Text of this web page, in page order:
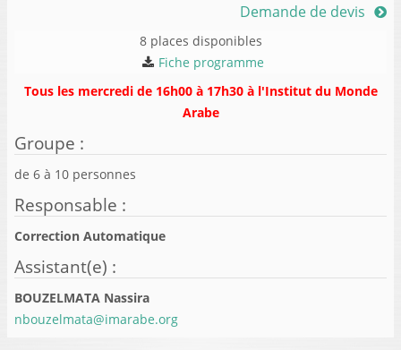
Demande de devis
8 places disponibles
Fiche programme
Tous les mercredi de 16h00 à 17h30 à l'Institut du Monde
Arabe
Groupe :
de 6 à 10 personnes
Responsable :
Correction Automatique
Assistant(e) :
BOUZELMATA Nassira
nbouzelmata@imarabe.org